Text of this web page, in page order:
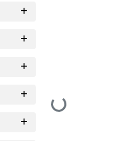
Loading...